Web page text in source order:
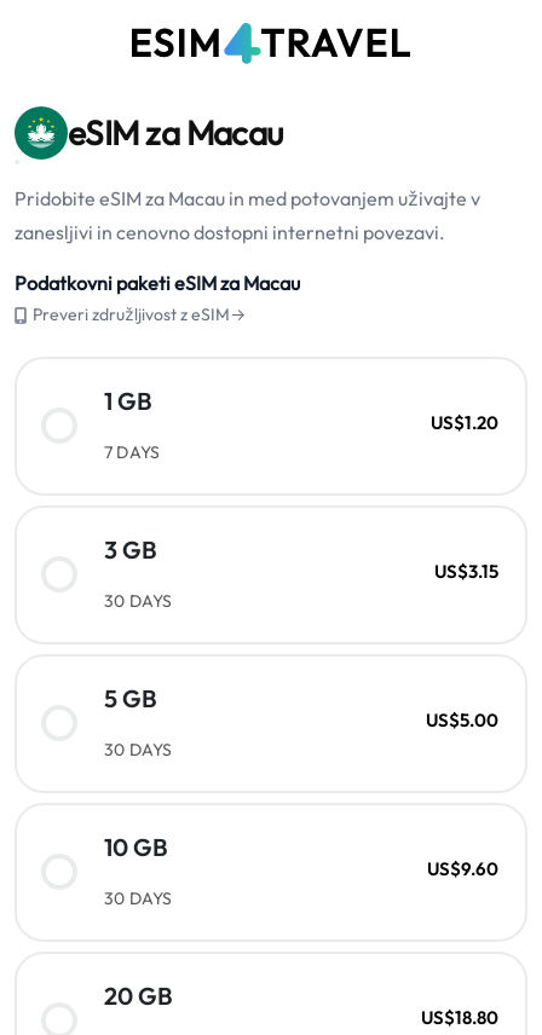
eSIM za Macau
Pridobite eSIM za Macau in med potovanjem uživajte v
zanesljivi in cenovno dostopni internetni povezavi.
Podatkovni paketi eSIM za Macau
Preveri združljivost z eSIM→
1 GB
7 DAYS
US$1.20
3 GB
30 DAYS
US$3.15
5 GB
30 DAYS
US$5.00
10 GB
30 DAYS
US$9.60
20 GB
US$18.80